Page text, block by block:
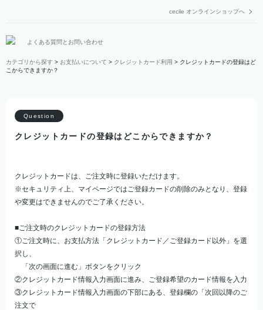
cecile オンラインショップへ
よくある質問とお問い合わせ
カテゴリから探す > お支払いについて > クレジットカード利用 > クレジットカードの登録はど
こからできますか？
クレジットカードの登録はどこからできますか？
クレジットカードは、ご注文時に登録いただけます。
※セキュリティ上、マイページではご登録カードの削除のみとなり、登録
や変更はできませんのでご了承ください。
■ご注文時のクレジットカードの登録方法
①ご注文時に、お支払方法「クレジットカード／ご登録カード以外」を選
択し、
「次の画面に進む」ボタンをクリック
②クレジットカード情報入力画面に進み、ご登録希望のカード情報を入力
③クレジットカード情報入力画面の下部にある、登録欄の「次回以降のご
注文で